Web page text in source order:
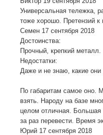
Универсальная тележка,
тоже хорошо. Претензий к
Семен 17 сентября 2018
Достоинства:
Прочный, крепкий металл.
Недостатки:
Даже и не знаю, какие они
По габаритам самое оно.
взять. Народу на базе
целом отличная. Большая
за раз перевести. Время
Юрий 17 сентября 2018